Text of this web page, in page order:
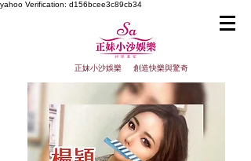
yahoo Verification: d156bcee3c89cb34
正妹小沙娛樂 創造快樂與驚奇